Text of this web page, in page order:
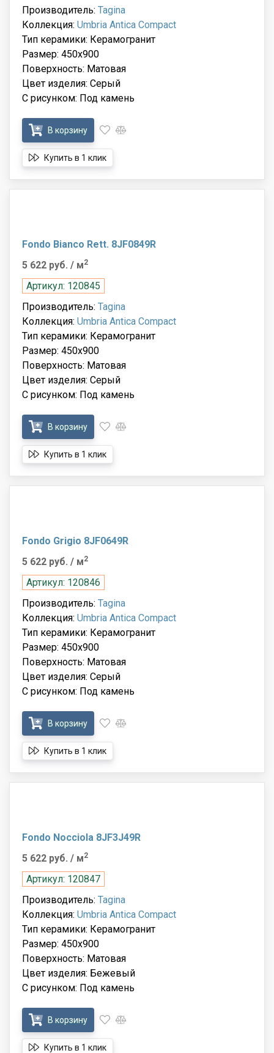
Производитель: Tagina
Коллекция: Umbria Antica Compact
Тип керамики: Керамогранит
Размер: 450x900
Поверхность: Матовая
Цвет изделия: Серый
С рисунком: Под камень
В корзину
Купить в 1 клик
Fondo Bianco Rett. 8JF0849R
5 622 руб. / м2
Артикул: 120845
Производитель: Tagina
Коллекция: Umbria Antica Compact
Тип керамики: Керамогранит
Размер: 450x900
Поверхность: Матовая
Цвет изделия: Серый
С рисунком: Под камень
В корзину
Купить в 1 клик
Fondo Grigio 8JF0649R
5 622 руб. / м2
Артикул: 120846
Производитель: Tagina
Коллекция: Umbria Antica Compact
Тип керамики: Керамогранит
Размер: 450x900
Поверхность: Матовая
Цвет изделия: Серый
С рисунком: Под камень
В корзину
Купить в 1 клик
Fondo Nocciola 8JF3J49R
5 622 руб. / м2
Артикул: 120847
Производитель: Tagina
Коллекция: Umbria Antica Compact
Тип керамики: Керамогранит
Размер: 450x900
Поверхность: Матовая
Цвет изделия: Бежевый
С рисунком: Под камень
В корзину
Купить в 1 клик